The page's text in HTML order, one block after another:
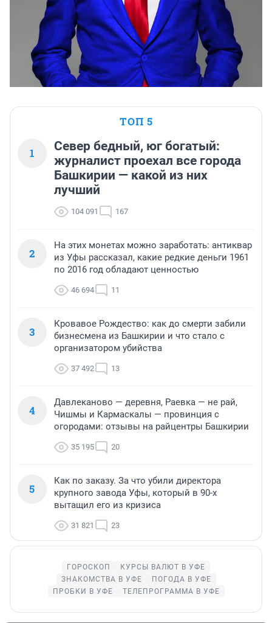
ТОП 5
1
Север бедный, юг богатый:
журналист проехал все города
Башкирии — какой из них
лучший
104 091 167
2
На этих монетах можно заработать: антиквар
из Уфы рассказал, какие редкие деньги 1961
по 2016 год обладают ценностью
46 694 11
3
Кровавое Рождество: как до смерти забили
бизнесмена из Башкирии и что стало с
организатором убийства
37 492 13
4
Давлеканово — деревня, Раевка — не рай,
Чишмы и Кармаскалы — провинция с
огородами: отзывы на райцентры Башкирии
35 195 20
5
Как по заказу. За что убили директора
крупного завода Уфы, который в 90-х
вытащил его из кризиса
31 821 23
ГОРОСКОП
КУРСЫ ВАЛЮТ В УФЕ
ЗНАКОМСТВА В УФЕ
ПОГОДА В УФЕ
ПРОБКИ В УФЕ
ТЕЛЕПРОГРАММА В УФЕ